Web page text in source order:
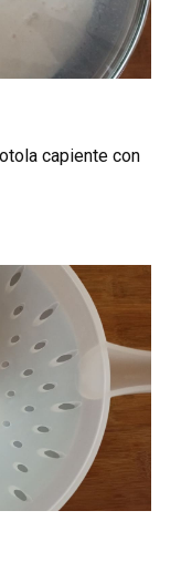
capiente con